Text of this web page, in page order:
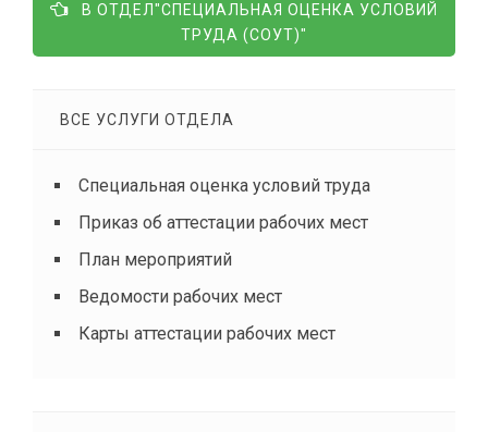
В ОТДЕЛ"СПЕЦИАЛЬНАЯ ОЦЕНКА УСЛОВИЙ
ТРУДА (СОУТ)"
ВСЕ УСЛУГИ ОТДЕЛА
Специальная оценка условий труда
Приказ об аттестации рабочих мест
План мероприятий
Ведомости рабочих мест
Карты аттестации рабочих мест